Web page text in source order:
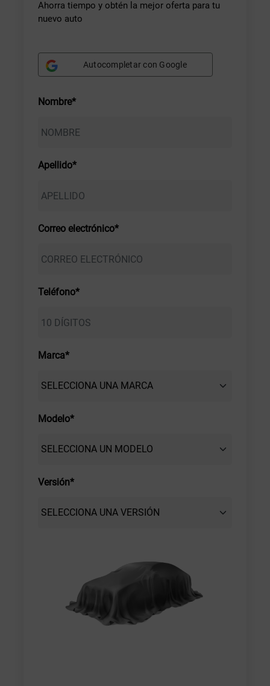
Ahorra tiempo y obtén la mejor oferta para tu
nuevo auto
Autocompletar con Google
Nombre*
Apellido*
Correo electrónico*
Teléfono*
Marca*
Modelo*
Versión*